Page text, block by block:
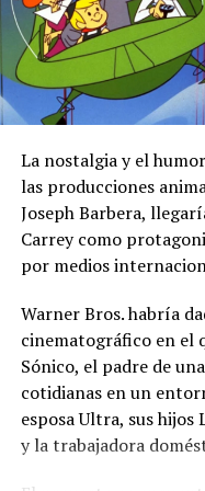
por lo que pidió a la
información oficial
meteorológicas.
Las autoridades
canales oficiales del
prevención
fenómeno
personas con mayor
Facebook
Me gusta esto:
La nostalgia y el
las producciones
Joseph Barbera,
Carrey como
por medios
Warner Bros. habría
cinematográfico en el
Sónico, el padre de
cotidianas en un
esposa Ultra, sus
y la trabajadora